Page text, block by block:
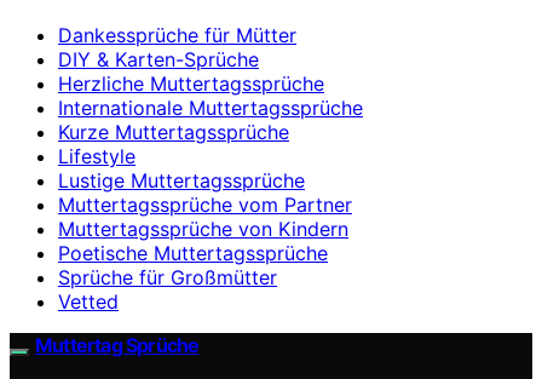
Dankessprüche für Mütter
DIY & Karten-Sprüche
Herzliche Muttertagssprüche
Internationale Muttertagssprüche
Kurze Muttertagssprüche
Lifestyle
Lustige Muttertagssprüche
Muttertagssprüche vom Partner
Muttertagssprüche von Kindern
Poetische Muttertagssprüche
Sprüche für Großmütter
Vetted
Muttertag Sprüche